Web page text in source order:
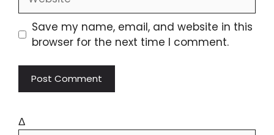
Save my name, email, and website in this
browser for the next time I comment.
Δ